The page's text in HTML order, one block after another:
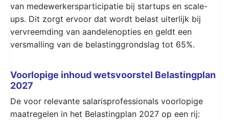
van medewerkersparticipatie bij startups en scale-
ups. Dit zorgt ervoor dat wordt belast uiterlijk bij
vervreemding van aandelenopties en geldt een
versmalling van de belastinggrondslag tot 65%.
Voorlopige inhoud wetsvoorstel Belastingplan
2027
De voor relevante salarisprofessionals voorlopige
maatregelen in het Belastingplan 2027 op een rij: